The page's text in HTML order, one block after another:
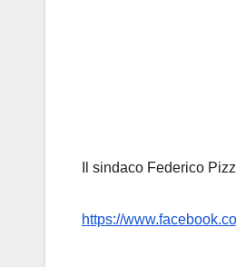
Il sindaco Federico
https://